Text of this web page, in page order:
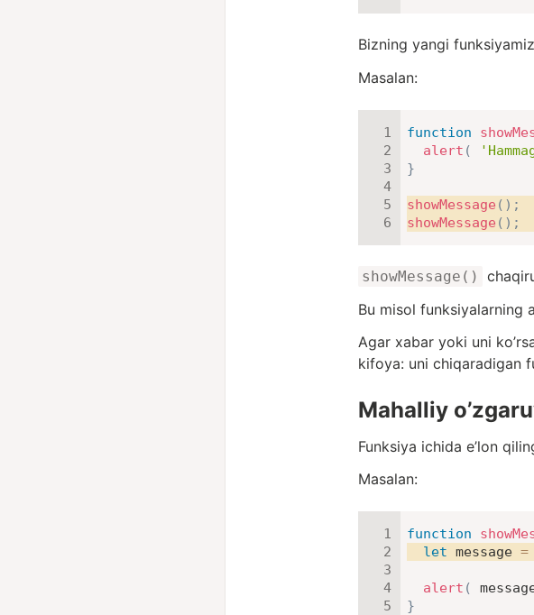
Bizning yangi
Masalan:
function
alert (
}
showMessage ( ) ;
showMessage ( ) ;
showMessage()
Bu misol funksiyalarning
Agar xabar yoki uni
kifoya: uni chiqaradigan
Mahalliy
Funksiya ichida e’lon
Masalan:
function
let message =
alert (
}